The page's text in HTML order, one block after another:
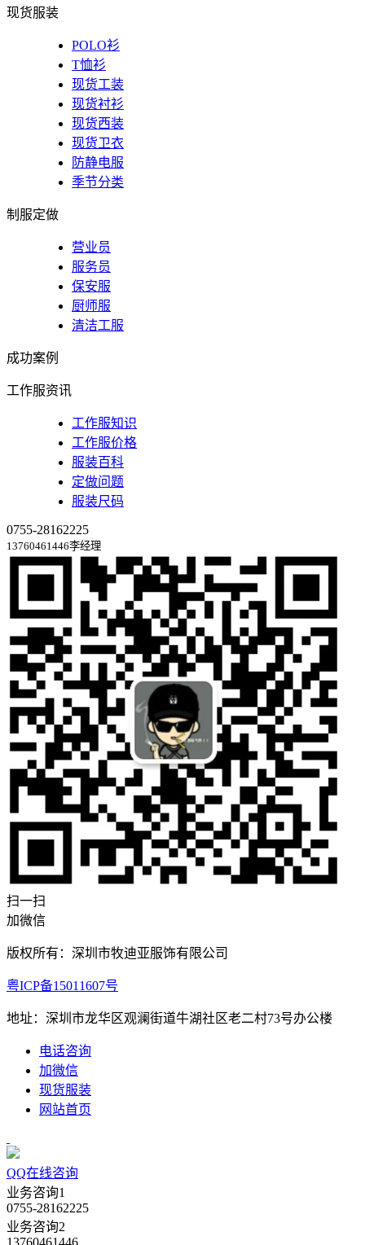
现货服装
POLO衫
T恤衫
现货工装
现货衬衫
现货西装
现货卫衣
防静电服
季节分类
制服定做
营业员
服务员
保安服
厨师服
清洁工服
成功案例
工作服资讯
工作服知识
工作服价格
服装百科
定做问题
服装尺码
0755-28162225
13760461446李经理
扫一扫
加微信
版权所有：深圳市牧迪亚服饰有限公司
粤ICP备15011607号
地址：深圳市龙华区观澜街道牛湖社区老二村73号办公楼
电话咨询
加微信
现货服装
网站首页
QQ在线咨询
业务咨询1
0755-28162225
业务咨询2
13760461446